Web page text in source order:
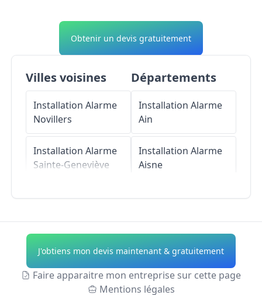
Obtenir un devis gratuitement
Villes voisines
Installation Alarme
Novillers
Installation Alarme
Sainte-Geneviève
Installation Alarme
Thelle
Installation Alarme
Cauvigny
Départements
Installation Alarme
Ain
Installation Alarme
Aisne
Installation Alarme
Alpes-de-Haute-
Provence
J'obtiens mon devis maintenant & gratuitement
Faire apparaitre mon entreprise sur cette page
Mentions légales